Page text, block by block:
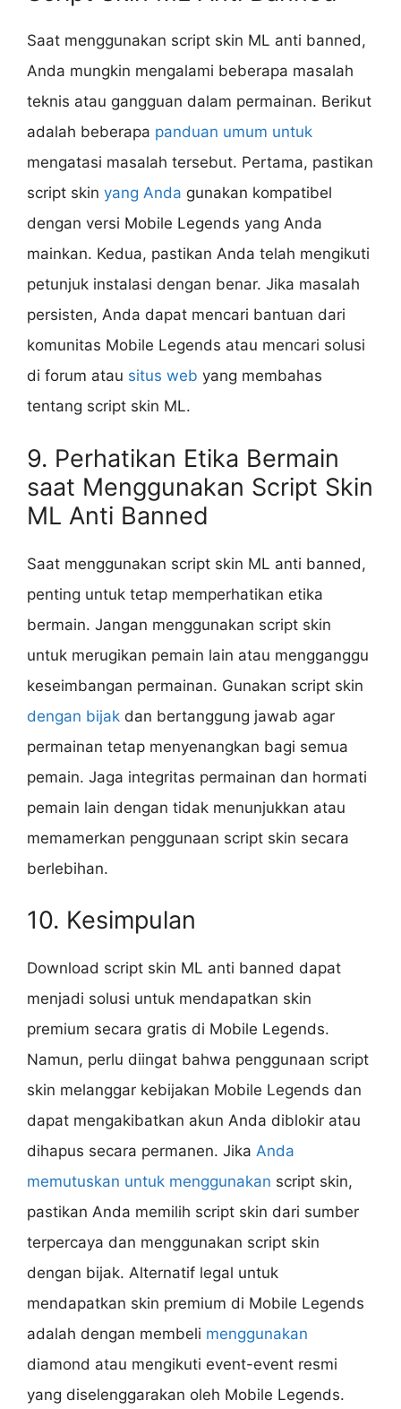
Saat menggunakan script skin ML anti banned,
Anda mungkin mengalami beberapa masalah
teknis atau gangguan dalam permainan. Berikut
adalah beberapa panduan umum untuk
mengatasi masalah tersebut. Pertama, pastikan
script skin yang Anda gunakan kompatibel
dengan versi Mobile Legends yang Anda
mainkan. Kedua, pastikan Anda telah mengikuti
petunjuk instalasi dengan benar. Jika masalah
persisten, Anda dapat mencari bantuan dari
komunitas Mobile Legends atau mencari solusi
di forum atau situs web yang membahas
tentang script skin ML.
9. Perhatikan Etika Bermain
saat Menggunakan Script Skin
ML Anti Banned
Saat menggunakan script skin ML anti banned,
penting untuk tetap memperhatikan etika
bermain. Jangan menggunakan script skin
untuk merugikan pemain lain atau mengganggu
keseimbangan permainan. Gunakan script skin
dengan bijak dan bertanggung jawab agar
permainan tetap menyenangkan bagi semua
pemain. Jaga integritas permainan dan hormati
pemain lain dengan tidak menunjukkan atau
memamerkan penggunaan script skin secara
berlebihan.
10. Kesimpulan
Download script skin ML anti banned dapat
menjadi solusi untuk mendapatkan skin
premium secara gratis di Mobile Legends.
Namun, perlu diingat bahwa penggunaan script
skin melanggar kebijakan Mobile Legends dan
dapat mengakibatkan akun Anda diblokir atau
dihapus secara permanen. Jika Anda
memutuskan untuk menggunakan script skin,
pastikan Anda memilih script skin dari sumber
terpercaya dan menggunakan script skin
dengan bijak. Alternatif legal untuk
mendapatkan skin premium di Mobile Legends
adalah dengan membeli menggunakan
diamond atau mengikuti event-event resmi
yang diselenggarakan oleh Mobile Legends.